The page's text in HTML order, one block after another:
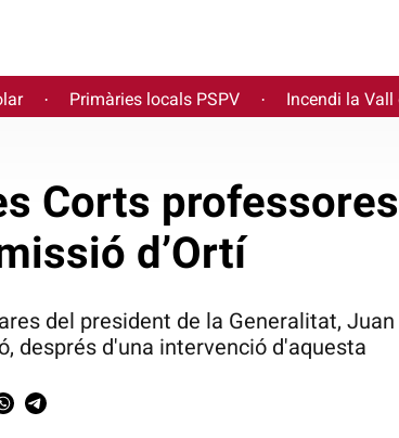
· Primàries locals PSPV · Incendi la Vall
Corts
d’Ortí
del president de la Generalitat,
després d'una intervenció d'aquesta